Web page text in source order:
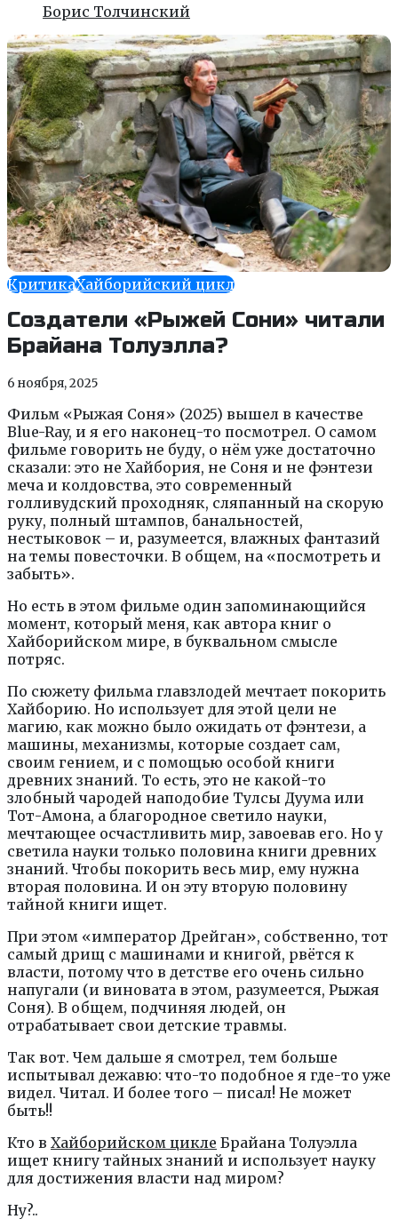
Борис Толчинский
КритикаХайборийский цикл
Создатели «Рыжей Сони» читали
Брайана Толуэлла?
6 ноября, 2025
Фильм «Рыжая Соня» (2025) вышел в качестве
Blue-Ray, и я его наконец-то посмотрел. О самом
фильме говорить не буду, о нём уже достаточно
сказали: это не Хайбория, не Соня и не фэнтези
меча и колдовства, это современный
голливудский проходняк, сляпанный на скорую
руку, полный штампов, банальностей,
нестыковок – и, разумеется, влажных фантазий
на темы повесточки. В общем, на «посмотреть и
забыть».
Но есть в этом фильме один запоминающийся
момент, который меня, как автора книг о
Хайборийском мире, в буквальном смысле
потряс.
По сюжету фильма главзлодей мечтает покорить
Хайборию. Но использует для этой цели не
магию, как можно было ожидать от фэнтези, а
машины, механизмы, которые создает сам,
своим гением, и с помощью особой книги
древних знаний. То есть, это не какой-то
злобный чародей наподобие Тулсы Дуума или
Тот-Амона, а благородное светило науки,
мечтающее осчастливить мир, завоевав его. Но у
светила науки только половина книги древних
знаний. Чтобы покорить весь мир, ему нужна
вторая половина. И он эту вторую половину
тайной книги ищет.
При этом «император Дрейган», собственно, тот
самый дрищ с машинами и книгой, рвётся к
власти, потому что в детстве его очень сильно
напугали (и виновата в этом, разумеется, Рыжая
Соня). В общем, подчиняя людей, он
отрабатывает свои детские травмы.
Так вот. Чем дальше я смотрел, тем больше
испытывал дежавю: что-то подобное я где-то уже
видел. Читал. И более того – писал! Не может
быть!!
Кто в Хайборийском цикле Брайана Толуэлла
ищет книгу тайных знаний и использует науку
для достижения власти над миром?
Ну?..